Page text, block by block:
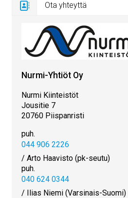
Ota yhteyttä
Nurmi-Yhtiöt Oy
Nurmi Kiinteistöt
Jousitie 7
20760 Piispanristi
puh.
044 906 2226
/ Arto Haavisto (pk-seutu)
puh.
040 624 0344
/ Ilias Niemi (Varsinais-Suomi)